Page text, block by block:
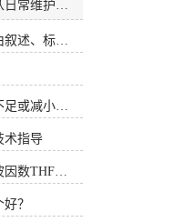
个燃油出
各自的执行
器控制喷油
斯柴油电
采用压力/
机械式的并
通面积来控
燃油系统
的燃油流通
康明斯电
日常维护、
方面入手，
见泄漏原
替油箱
程序中造
变形、划
圈）是否
连接接口
毛刺。确
机组之间预
时震动直
柴油发电机噪音太大原由叙述、标准依据及施工办法
柴油发电机增压器压力不足或减小的原因
术指导
柴油发电机组的电话谐波因数THF和干扰影响系数TIF
？